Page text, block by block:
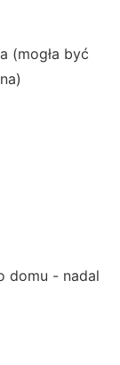
(mogła być
domu - nadal